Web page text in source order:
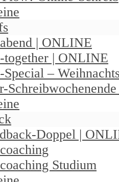
| ONLINE
together | ONLINE
Special –
Doppel |
Studium